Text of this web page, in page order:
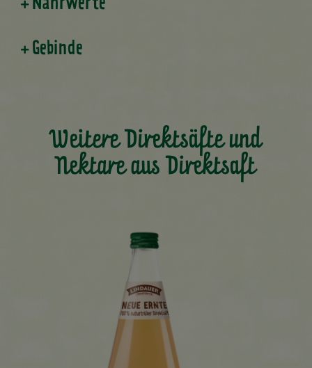
Nährwerte
Gebinde
Weitere Direktsäfte und
Nektare aus Direktsaft